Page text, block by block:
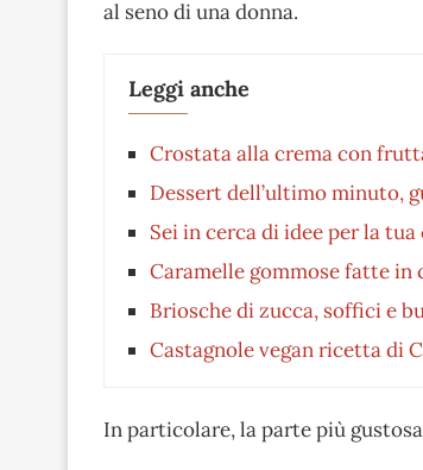
al seno di una donna.
Leggi anche
Crostata alla crema con
Dessert dell’ultimo minuto,
Sei in cerca di idee per la
Caramelle gommose fatte in
Briosche di zucca, soffici e
Castagnole vegan ricetta di
In particolare, la parte più